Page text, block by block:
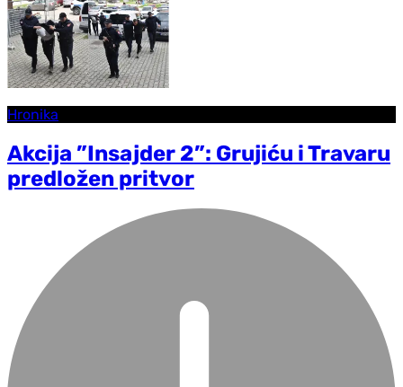
Hronika
Akcija ”Insajder 2”: Grujiću i Travaru
predložen pritvor